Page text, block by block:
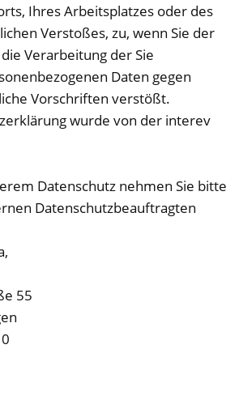
Ihres Arbeitsplatzes oder des
Verstoßes, zu, wenn Sie der
Verarbeitung der Sie
Daten gegen
Vorschriften verstößt.
wurde von der interev
Datenschutz nehmen Sie bitte
Datenschutzbeauftragten
55